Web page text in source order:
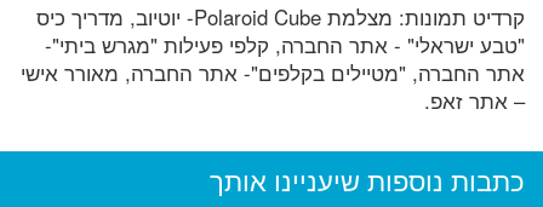
קרדיט תמונות: מצלמת Polaroid Cube- יוטיוב, מדריך כיס
"טבע ישראלי" - אתר החברה, קלפי פעילות "מגרש ביתי"-
אתר החברה, "מטיילים בקלפים"- אתר החברה, מאורר אישי
– אתר זאפ.
כתבות נוספות שיעניינו אותך